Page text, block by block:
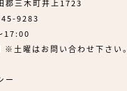
三木町井上1723
9283
17:00
土曜はお問い合わせ下さい。
ー